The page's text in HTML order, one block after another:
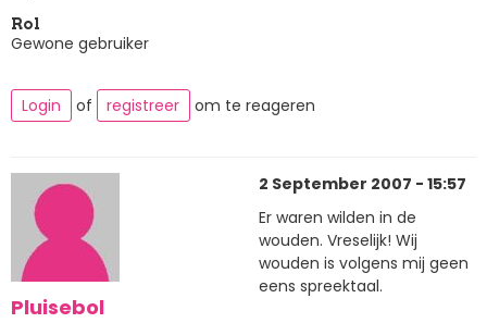
Rol
Gewone gebruiker
Login of registreer om te reageren
Pluisebol
2 September 2007 - 15:57
Er waren wilden in de
wouden. Vreselijk! Wij
wouden is volgens mij geen
eens spreektaal.